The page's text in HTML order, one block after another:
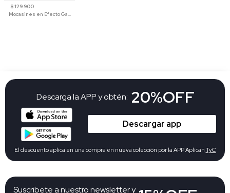
$ 129.900
Mocasines en Efecto Gamuzado Para Mujer
Suscribete a nuestro newsletter y
Descarga la APP y obtén: 20%OFF
Descargar app
El descuento aplica en una compra en nueva colección por la APP Aplican TyC